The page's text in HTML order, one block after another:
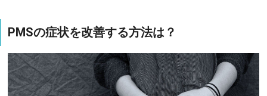
PMSの症状を改善する方法は？